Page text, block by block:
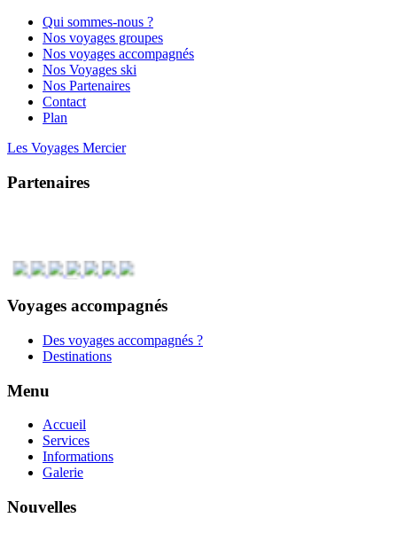
Qui sommes-nous ?
Nos voyages groupes
Nos voyages accompagnés
Nos Voyages ski
Nos Partenaires
Contact
Plan
Les Voyages Mercier
Partenaires
Voyages accompagnés
Des voyages accompagnés ?
Destinations
Menu
Accueil
Services
Informations
Galerie
Nouvelles